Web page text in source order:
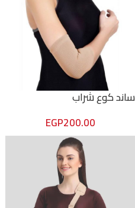
ساند كوع شراب
EGP200.00